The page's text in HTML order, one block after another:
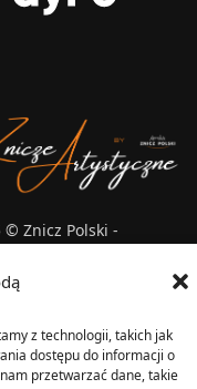
z technologii, takich jak
dostępu do informacji o
przetwarzać dane, takie
© Znicz Polski -
prawa zastrzeżone